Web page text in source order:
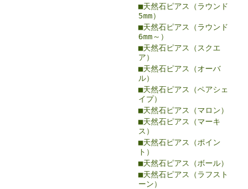
■天然石ピアス（ラウンド
5mm）
■天然石ピアス（ラウンド
6mm～）
■天然石ピアス（スクエ
ア）
■天然石ピアス（オーバ
ル）
■天然石ピアス（ペアシェ
イプ）
■天然石ピアス（マロン）
■天然石ピアス（マーキ
ス）
■天然石ピアス（ポイン
ト）
■天然石ピアス（ボール）
■天然石ピアス（ラフスト
ーン）